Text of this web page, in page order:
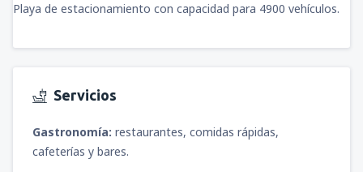
Playa de estacionamiento con capacidad para 4900 vehículos.
Servicios
Gastronomía: restaurantes, comidas rápidas,
cafeterías y bares.